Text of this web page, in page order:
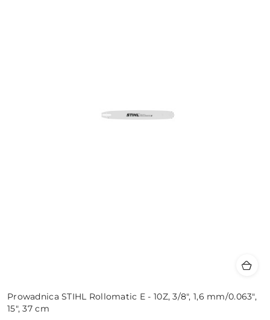
Prowadnica STIHL Rollomatic E - 10Z, 3/8", 1,6 mm/0.063",
15", 37 cm